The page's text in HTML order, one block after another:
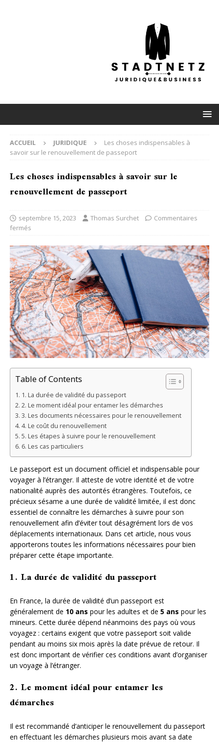
ACCUEIL JURIDIQUE
Les choses indispensables à
savoir sur le renouvellement de passeport
Les choses indispensables à savoir sur le
renouvellement de passeport
septembre 15, 2023 Thomas Surchet
Commentaires
fermés
Table of Contents
1. La durée de validité du passeport
2. Le moment idéal pour entamer les démarches
3. Les documents nécessaires pour le renouvellement
4. Le coût du renouvellement
5. Les étapes à suivre pour le renouvellement
6. Les cas particuliers
Le passeport est un document officiel et indispensable pour
voyager à l’étranger. Il atteste de votre identité et de votre
nationalité auprès des autorités étrangères. Toutefois, ce
précieux sésame a une durée de validité limitée, il est donc
essentiel de connaître les démarches à suivre pour son
renouvellement afin d’éviter tout désagrément lors de vos
déplacements internationaux. Dans cet article, nous vous
apporterons toutes les informations nécessaires pour bien
préparer cette étape importante.
1. La durée de validité du passeport
En France, la durée de validité d’un passeport est
généralement de 10 ans pour les adultes et de 5 ans pour les
mineurs. Cette durée dépend néanmoins des pays où vous
voyagez : certains exigent que votre passeport soit valide
pendant au moins six mois après la date prévue de retour. Il
est donc important de vérifier ces conditions avant d’organiser
un voyage à l’étranger.
2. Le moment idéal pour entamer les
démarches
Il est recommandé d’anticiper le renouvellement du passeport
en effectuant les démarches plusieurs mois avant sa date